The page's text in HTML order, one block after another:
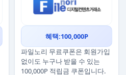
혜택:100,000P
파일노리 무료쿠폰은 회원가입
없이도 누구나 받을 수 있는
100,000P 적립금 쿠폰입니다.